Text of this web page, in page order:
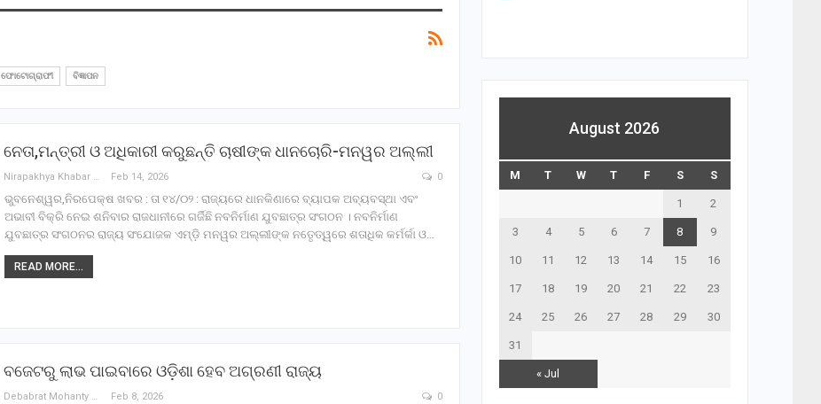
ଫୋଟୋଗ୍ରାଫୀ ବିଜ୍ଞାପନ
ନେତା,ମନ୍ତ୍ରୀ ଓ ଅଧିକାରୀ କରୁଛନ୍ତି ଚାଷୀଙ୍କ ଧାନଚୋରି-ମନୱର ଅଲ୍ଲୀ
Nirapakhya Khabar Feb 14, 2026 0
ଭୁବନେଶ୍ୱର,ନିରପେକ୍ଷ ଖବର : ତା ୧୪/୦୨ : ରାଜ୍ୟରେ ଧାନକିଣାରେ ବ୍ୟାପକ ଅବ୍ୟବସ୍ଥା ଏବଂ
ଅଭାବୀ ବିକ୍ରି ନେଇ ଶନିବାର ରାଜଧାନୀରେ ଗର୍ଜିଛି ନବନିର୍ମାଣ ଯୁବଛାତ୍ର ସଂଗଠନ । ନବନିର୍ମାଣ
ଯୁବଛାତ୍ର ସଂଗଠନର ରାଜ୍ୟ ସଂଯୋଜକ ଏମ୍‌ଡ଼ି ମନୱର ଅଲ୍ଲୀଙ୍କ ନତେୃତ୍ୱରେ ଶତାଧିକ କର୍ମର୍କା ଓ…
READ MORE...
ବଜେଟରୁ ଲାଭ ପାଇବାରେ ଓଡ଼ିଶା ହେବ ଅଗ୍ରଣୀ ରାଜ୍ୟ
Debabrat Mohanty Feb 8, 2026 0
August 2026
M T W T F S S
« Jul
1 2
3 4 5 6 7 8 9
10 11 12 13 14 15 16
17 18 19 20 21 22 23
24 25 26 27 28 29 30
31